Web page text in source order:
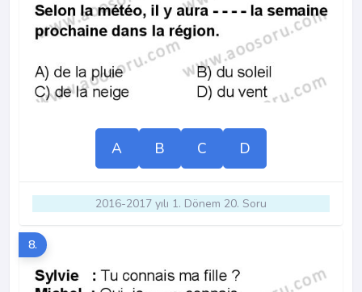
A B C D
2016-2017 yılı 1. Dönem 20. Soru
8.